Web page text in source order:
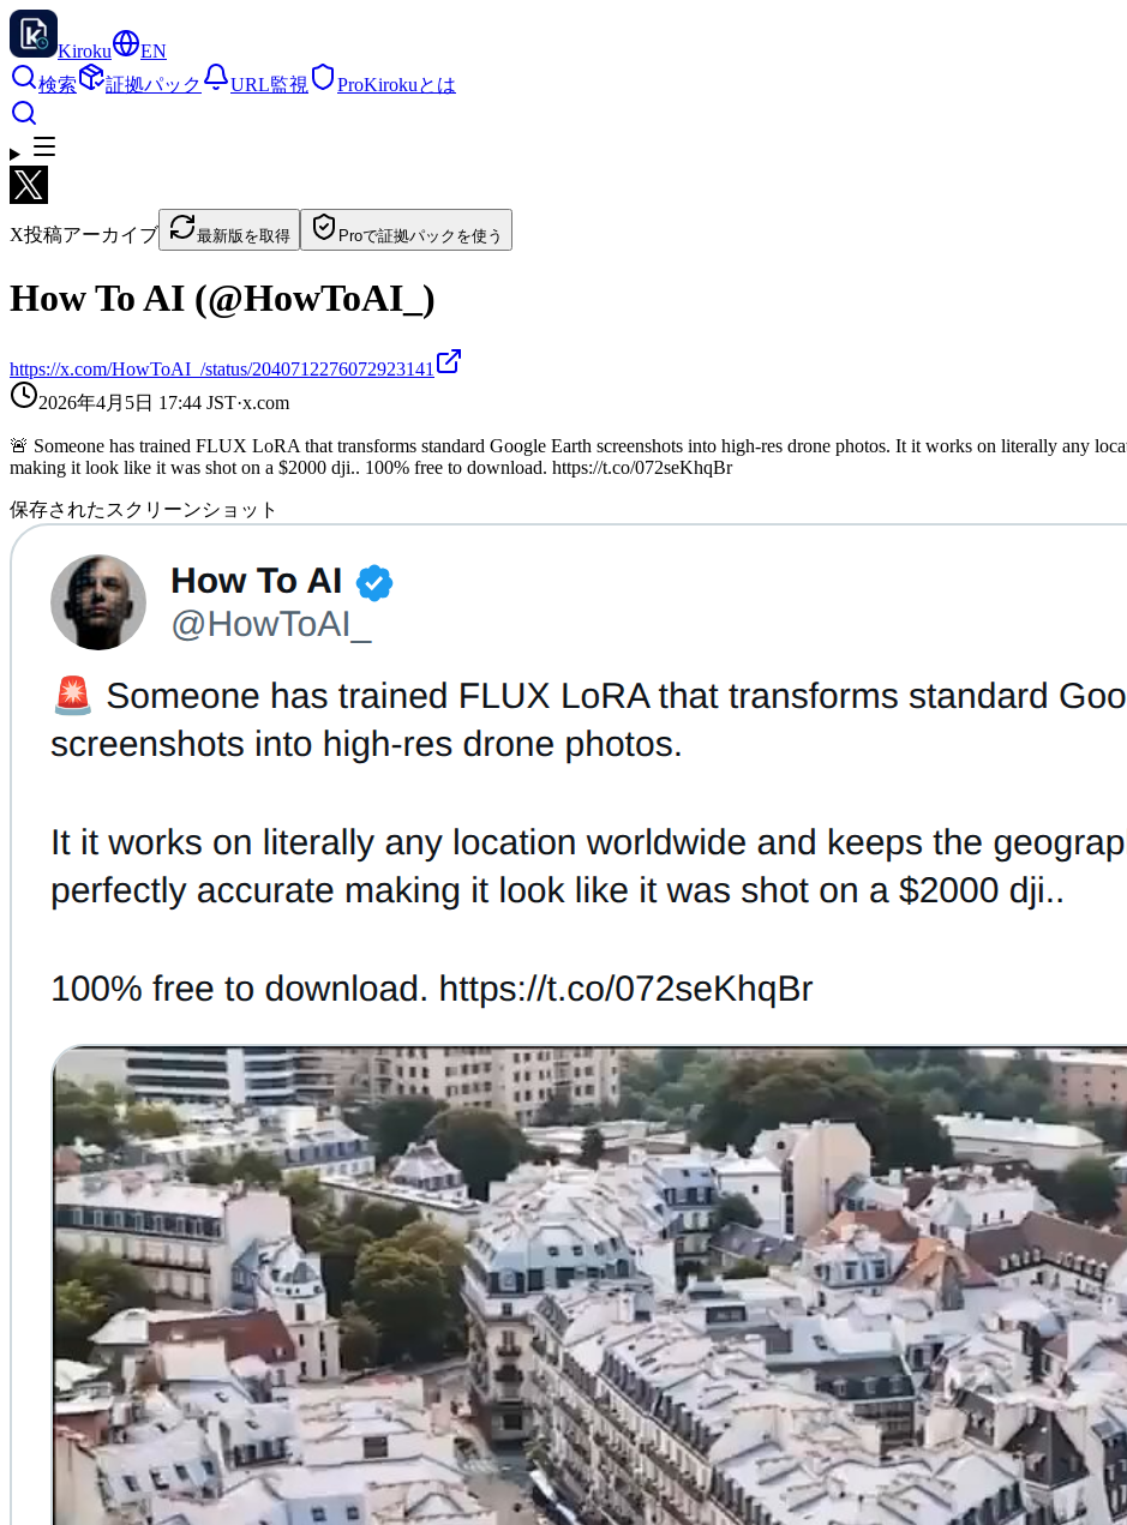
Kiroku
EN
検索
証拠パック URL監視 ProKirokuとは
X投稿アーカイブ 最新版を取得 Proで証拠パックを使う
How To AI (@HowToAI_)
https://x.com/HowToAI_/status/2040712276072923141
2026年4月5日 17:44 JST·x.com
🚨 Someone has trained FLUX LoRA that transforms standard Google Earth screenshots into high-res drone photos. It it works on literally any
making it look like it was shot on a $2000 dji.. 100% free to download. https://t.co/072seKhqBr
保存されたスクリーンショット